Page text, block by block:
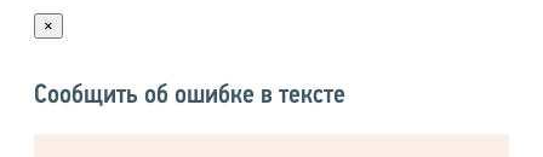
×
Сообщить об ошибке в тексте